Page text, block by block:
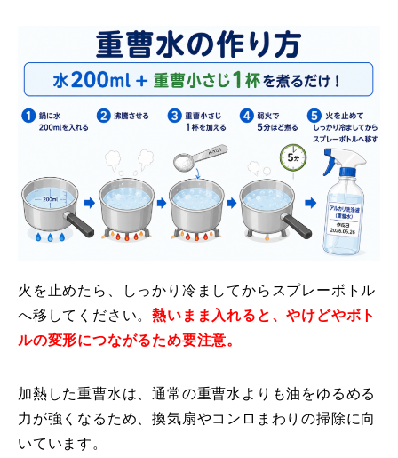
火を止めたら、しっかり冷ましてからスプレーボトル
へ移してください。熱いまま入れると、やけどやボト
ルの変形につながるため要注意。
加熱した重曹水は、通常の重曹水よりも油をゆるめる
力が強くなるため、換気扇やコンロまわりの掃除に向
いています。